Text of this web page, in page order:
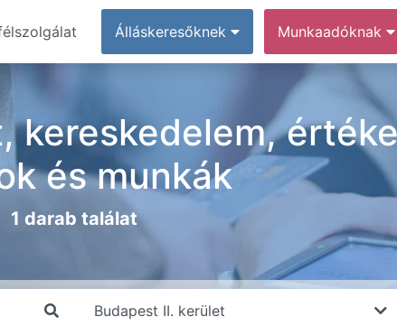
Álláskeresőknek Munkaadóknak
kereskedelem,
és munkák
1 darab találat